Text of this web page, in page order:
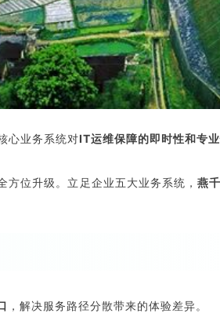
心业务系统对IT运维保障的即时性和专
位升级。立足企业五大业务系统， 燕
，解决服务路径分散带来的体验差异。